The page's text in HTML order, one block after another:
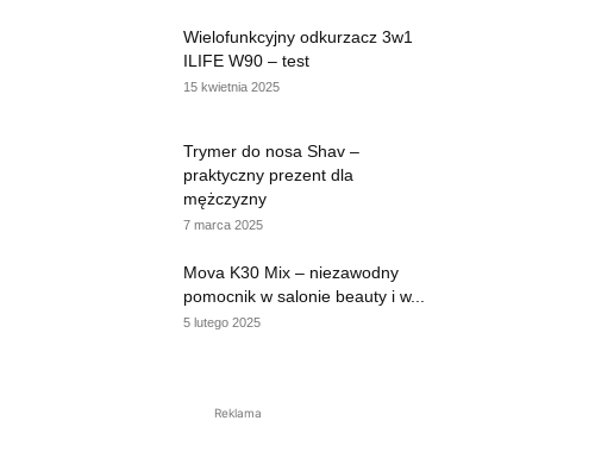
Wielofunkcyjny odkurzacz 3w1
ILIFE W90 – test
15 kwietnia 2025
Trymer do nosa Shav –
praktyczny prezent dla
mężczyzny
7 marca 2025
Mova K30 Mix – niezawodny
pomocnik w salonie beauty i w...
5 lutego 2025
Reklama